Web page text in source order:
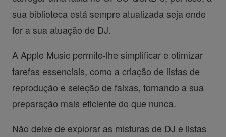
sua biblioteca está sempre atualizada seja onde
for a sua atuação de DJ.
A Apple Music permite-lhe simplificar e otimizar
tarefas essenciais, como a criação de listas de
reprodução e seleção de faixas, tornando a sua
preparação mais eficiente do que nunca.
Não deixe de explorar as misturas de DJ e listas